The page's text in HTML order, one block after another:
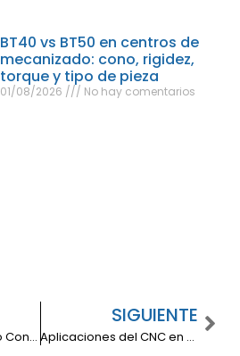
BT40 vs BT50 en centros de
mecanizado: cono, rigidez,
torque y tipo de pieza
01/08/2026 No hay comentarios
Guía Maestra: Cómo Construir una Máquina CNC desde Cero
SIGUIENTE
Aplicaciones del CNC en el Universo Metalmecánico